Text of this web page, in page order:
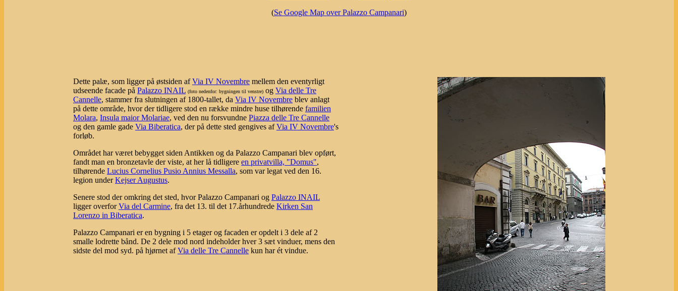
(Se Google Map over Palazzo Campanari)
Dette palæ, som ligger på østsiden afVia IV Novembre mellem den eventyrligt
udseende facade på Palazzo INAIL (foto nedenfor: bygningen til venstre) og Via delle Tre
Cannelle, stammer fra slutningen af 1800-tallet, da Via IV Novembre blev anlagt
på dette område, hvor der tidligere stod en række mindre huse tilhørende familien
Molara, Insula maior Molariae, ved den nu forsvundne Piazza delle Tre Cannelle
og den gamle gade Via Biberatica, der på dette sted gengives afVia IV Novembre's
forløb.
Området har været bebygget siden Antikken og da Palazzo Campanari blev opført,
fandt man en bronzetavle der viste, at her lå tidligere en privatvilla, "Domus",
tilhørende Lucius Cornelius Pusio Annius Messalla, som var legat ved den 16.
legion underKejser Augustus.
Senere stod der omkring det sted, hvor Palazzo Campanari og Palazzo INAIL
ligger overforVia del Carmine, fra det 13. til det 17.århundrede Kirken San
Lorenzo in Biberatica.
Palazzo Campanari er en bygning i 5 etager og facaden er opdelt i 3 dele af 2
smalle lodrette bånd. De 2 dele mod nord indeholder hver 3 sæt vinduer, mens den
sidste del mod syd. på hjørnet afVia delle Tre Cannelle kun har ét vindue.